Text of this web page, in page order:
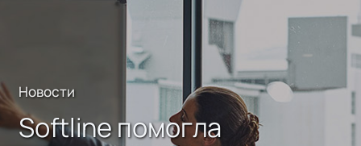
Новости
Softline помогла